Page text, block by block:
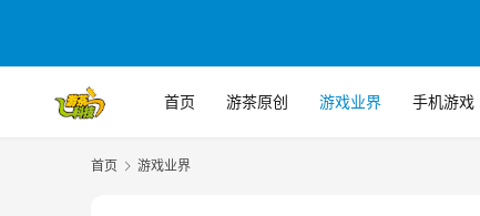
首页 游茶原创 游戏业界 手机游戏
首页 游戏业界